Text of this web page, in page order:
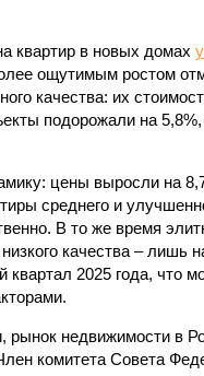
квартир в новых домах
ощутимым ростом
качества: их
подорожали на
цены выросли на
среднего и
В то же время
качества – лишь
2025 года, что
рынок недвижимости в
комитета Совета